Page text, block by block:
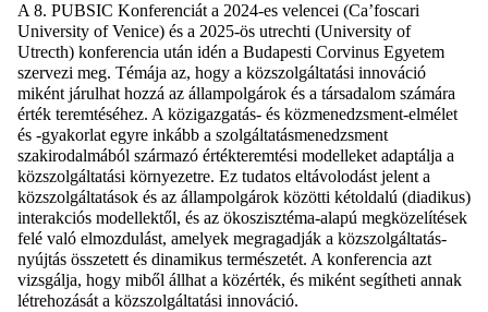
A 8. PUBSIC Konferenciát a 2024-es velencei (Ca’foscari
University of Venice) és a 2025-ös utrechti (University of
Utrecth) konferencia után idén a Budapesti Corvinus Egyetem
szervezi meg. Témája az, hogy a közszolgáltatási innováció
miként járulhat hozzá az állampolgárok és a társadalom számára
érték teremtéséhez. A közigazgatás- és közmenedzsment-elmélet
és -gyakorlat egyre inkább a szolgáltatásmenedzsment
szakirodalmából származó értékteremtési modelleket adaptálja a
közszolgáltatási környezetre. Ez tudatos eltávolodást jelent a
közszolgáltatások és az állampolgárok közötti kétoldalú (diadikus)
interakciós modellektől, és az ökoszisztéma-alapú megközelítések
felé való elmozdulást, amelyek megragadják a közszolgáltatás-
nyújtás összetett és dinamikus természetét. A konferencia azt
vizsgálja, hogy miből állhat a közérték, és miként segítheti annak
létrehozását a közszolgáltatási innováció.